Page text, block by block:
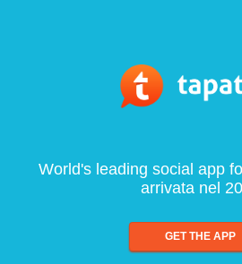
World's leading social app
arrivata nel
GET THE APP